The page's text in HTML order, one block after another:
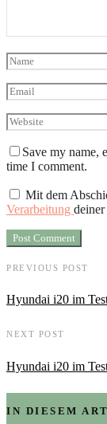
Save my name,
time I comment.
Mit dem
Verarbeitung
PREVIOUS POST
Hyundai i20 im
NEXT POST
Hyundai i20 im
IN DIESEM